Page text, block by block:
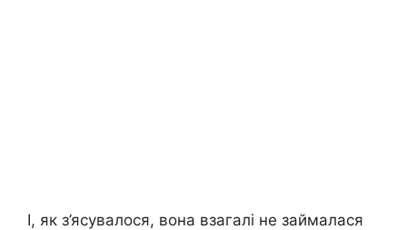
І, як з’ясувалося, вона взагалі не займалася